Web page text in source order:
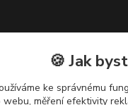
🍪 Jak
ke správnému
měření efektivity